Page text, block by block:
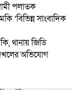
পলাতক
‘বিভিন্ন সাংবাদিক
থানায় জিডি
অভিযোগ